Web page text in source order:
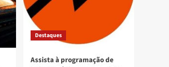
Destaques
Assista à programação de